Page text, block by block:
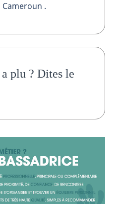
.
plu ? Dites le